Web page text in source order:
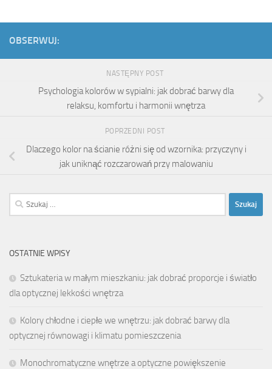
OBSERWUJ:
NASTĘPNY POST
Psychologia kolorów w sypialni: jak dobrać barwy dla
relaksu, komfortu i harmonii wnętrza
POPRZEDNI POST
Dlaczego kolor na ścianie różni się od wzornika: przyczyny i
jak uniknąć rozczarowań przy malowaniu
Szukaj:
OSTATNIE WPISY
Sztukateria w małym mieszkaniu: jak dobrać proporcje i światło
dla optycznej lekkości wnętrza
Kolory chłodne i ciepłe we wnętrzu: jak dobrać barwy dla
optycznej równowagi i klimatu pomieszczenia
Monochromatyczne wnętrze a optyczne powiększenie